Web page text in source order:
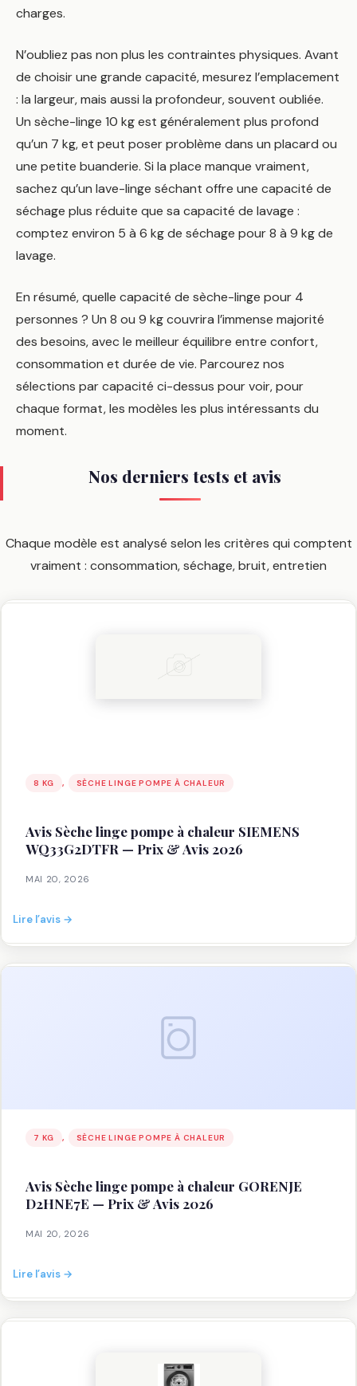
charges.
N’oubliez pas non plus les contraintes physiques. Avant
de choisir une grande capacité, mesurez l’emplacement
: la largeur, mais aussi la profondeur, souvent oubliée.
Un sèche-linge 10 kg est généralement plus profond
qu’un 7 kg, et peut poser problème dans un placard ou
une petite buanderie. Si la place manque vraiment,
sachez qu’un lave-linge séchant offre une capacité de
séchage plus réduite que sa capacité de lavage :
comptez environ 5 à 6 kg de séchage pour 8 à 9 kg de
lavage.
En résumé, quelle capacité de sèche-linge pour 4
personnes ? Un 8 ou 9 kg couvrira l’immense majorité
des besoins, avec le meilleur équilibre entre confort,
consommation et durée de vie. Parcourez nos
sélections par capacité ci-dessus pour voir, pour
chaque format, les modèles les plus intéressants du
moment.
Nos derniers tests et avis
Chaque modèle est analysé selon les critères qui comptent
vraiment : consommation, séchage, bruit, entretien
8 KG , SÈCHE LINGE POMPE À CHALEUR
Avis Sèche linge pompe à chaleur SIEMENS
WQ33G2DTFR — Prix & Avis 2026
MAI 20, 2026
Lire l’avis →
linge
&
7 KG , SÈCHE LINGE POMPE À CHALEUR
Avis Sèche linge pompe à chaleur GORENJE
D2HNE7E — Prix & Avis 2026
MAI 20, 2026
Lire l’avis →
linge